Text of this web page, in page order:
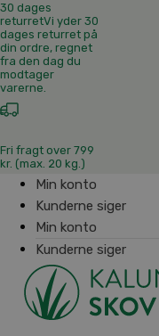
30 dages
returretVi yder 30
dages returret på
din ordre, regnet
fra den dag du
modtager
varerne.
Fri fragt over 799
kr. (max. 20 kg.)
Min konto
Kunderne siger
Min konto
Kunderne siger